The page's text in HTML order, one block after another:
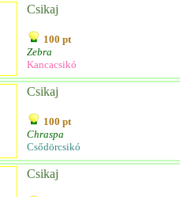
Csikaj
100 pt
Zebra
Kancacsikó
Csikaj
100 pt
Chraspa
Csődörcsikó
Csikaj